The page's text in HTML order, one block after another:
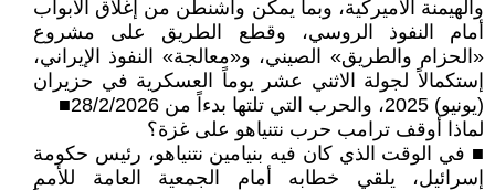
والهيمنة الأميركية، وبما يمكن واشنطن من إغلاق الأبواب
أمام النفوذ الروسي، وقطع الطريق على مشروع
«الحزام والطريق» الصيني، و«معالجة» النفوذ الإيراني،
إستكمالاً لجولة الاثني عشر يوماً العسكرية في حزيران
(يونيو) 2025، والحرب التي تلتها بدءاً من 28/2/2026■
لماذا أوقف ترامب حرب نتنياهو على غزة؟
■ في الوقت الذي كان فيه بنيامين نتنياهو، رئيس حكومة
إسرائيل، يلقي خطابه أمام الجمعية العامة للأمم